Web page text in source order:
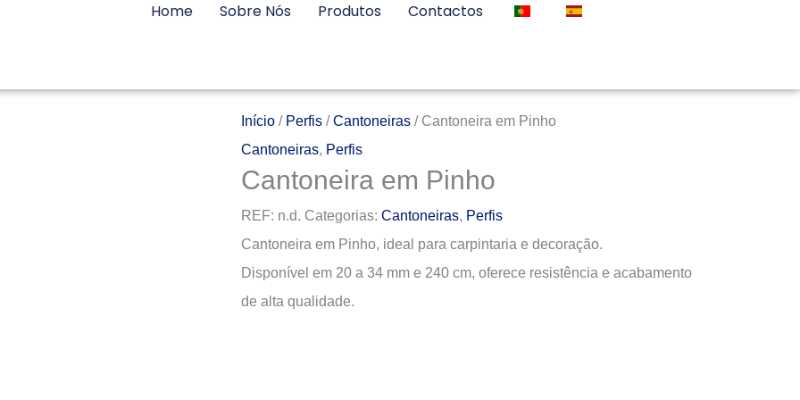
Home Sobre Nós Produtos Contactos
Início/ Perfis/Cantoneiras/ Cantoneira em Pinho
Cantoneiras, Perfis
Cantoneira em Pinho
REF: n.d. Categorias: Cantoneiras, Perfis
Cantoneira em Pinho, ideal para carpintaria e decoração.
Disponível em 20 a 34 mm e 240 cm, oferece resistência e acabamento
de alta qualidade.